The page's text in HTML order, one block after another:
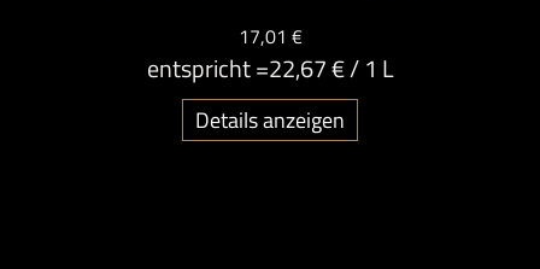
17,01 €
entspricht =22,67 €/ 1 L
Details anzeigen